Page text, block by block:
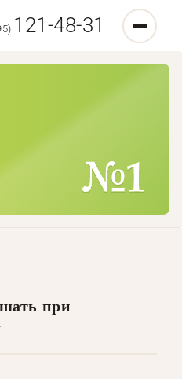
121-48-31
при